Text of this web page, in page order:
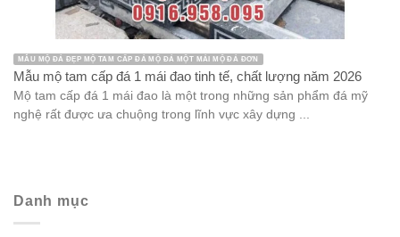
MẪU MỘ ĐÁ ĐẸP MỘ TAM CẤP ĐÁ MỘ ĐÁ MỘT MÁI MỘ ĐÁ ĐƠN
Mẫu mộ tam cấp đá 1 mái đao tinh tế, chất lượng năm 2026
Mộ tam cấp đá 1 mái đao là một trong những sản phẩm đá mỹ
nghệ rất được ưa chuộng trong lĩnh vực xây dựng ...
Danh mục